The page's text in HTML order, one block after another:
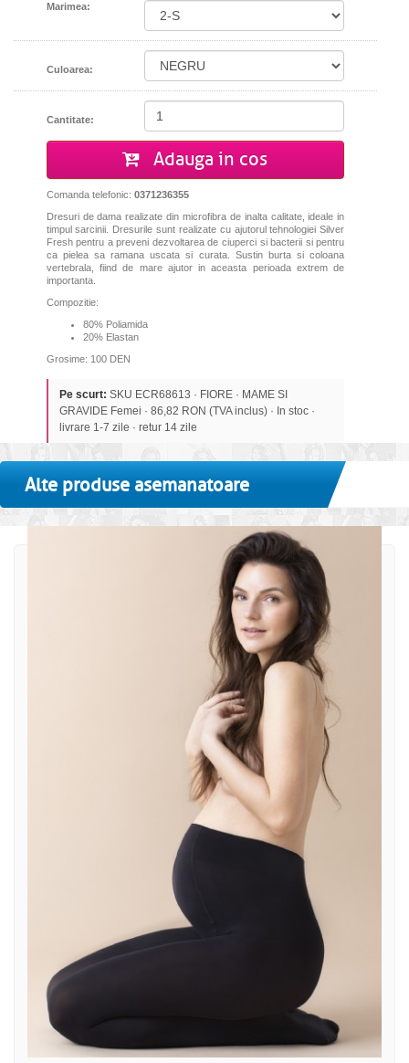
Marimea:
Culoarea:
Cantitate:
Adauga in cos
Comanda telefonic: 0371236355
Dresuri de dama realizate din microfibra de inalta calitate, ideale in
timpul sarcinii. Dresurile sunt realizate cu ajutorul tehnologiei Silver
Fresh pentru a preveni dezvoltarea de ciuperci si bacterii si pentru
ca pielea sa ramana uscata si curata. Sustin burta si coloana
vertebrala, fiind de mare ajutor in aceasta perioada extrem de
importanta.
Compozitie:
80% Poliamida
20% Elastan
Grosime: 100 DEN
Pe scurt: SKU ECR68613 · FIORE · MAME SI
GRAVIDE Femei · 86,82 RON (TVA inclus) · In stoc ·
livrare 1-7 zile · retur 14 zile
Alte produse asemanatoare